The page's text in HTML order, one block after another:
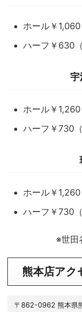
ホール￥1,060
ハーフ￥630（
宇
ホール￥1,260
ハーフ￥730（
ホール￥1,260
ハーフ￥730（
※世田
熊本店アク
〒862-0962 熊本県